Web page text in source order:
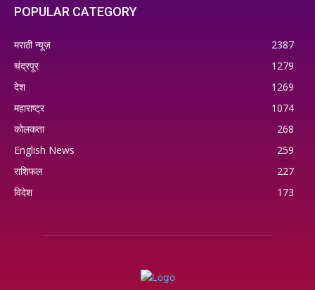
POPULAR CATEGORY
मराठी न्यूज़
2387
चंद्रपूर
1279
देश
1269
महाराष्ट्र
1074
कोलकता
268
English News
259
राशिफल
227
विदेश
173